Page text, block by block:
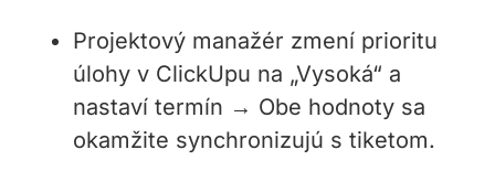
Projektový manažér zmení prioritu
úlohy v ClickUpu na „Vysoká“ a
nastaví termín → Obe hodnoty sa
okamžite synchronizujú s tiketom.